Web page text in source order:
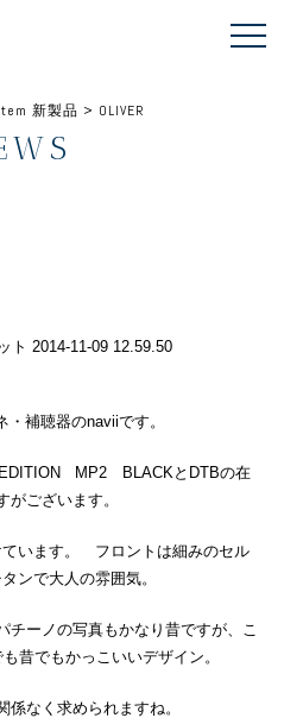
新製品 > OLIVER
・補聴器のnaviiです。
MP2 BLACKとDTBの在
がございます。
ています。 フロントは細みのセル
ンで大人の雰囲気。
チーノの写真もかなり昔ですが、こ
昔でもかっこいいデザイン。
係なく求められますね。